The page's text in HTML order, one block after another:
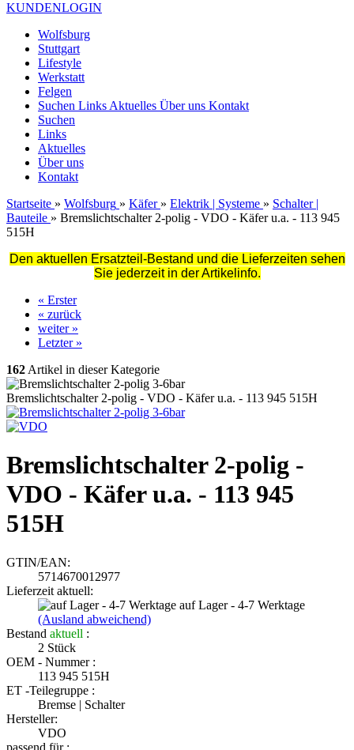
KUNDENLOGIN
Wolfsburg
Stuttgart
Lifestyle
Werkstatt
Felgen
Suchen Links Aktuelles Über uns Kontakt
Suchen
Links
Aktuelles
Über uns
Kontakt
Startseite » Wolfsburg » Käfer » Elektrik | Systeme » Schalter |
Bauteile » Bremslichtschalter 2-polig - VDO - Käfer u.a. - 113 945
515H
Den aktuellen Ersatzteil-Bestand und die Lieferzeiten sehen
Sie jederzeit in der Artikelinfo.
« Erster
« zurück
weiter »
Letzter »
162 Artikel in dieser Kategorie
Bremslichtschalter 2-polig - VDO - Käfer u.a. - 113 945 515H
Bremslichtschalter 2-polig -
VDO - Käfer u.a. - 113 945
515H
GTIN/EAN:
5714670012977
Lieferzeit aktuell:
auf Lager - 4-7 Werktage
(Ausland abweichend)
Bestand aktuell :
2 Stück
OEM - Nummer :
113 945 515H
ET -Teilegruppe :
Bremse | Schalter
Hersteller:
VDO
passend für :